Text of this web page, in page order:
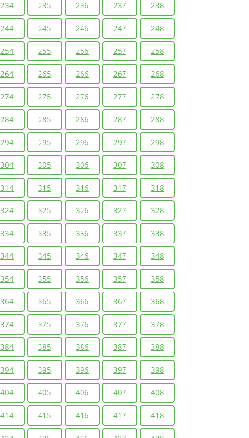
234 235 236 237 238
244 245 246 247 248
254 255 256 257 258
264 265 266 267 268
274 275 276 277 278
284 285 286 287 288
294 295 296 297 298
304 305 306 307 308
314 315 316 317 318
324 325 326 327 328
334 335 336 337 338
344 345 346 347 348
354 355 356 357 358
364 365 366 367 368
374 375 376 377 378
384 385 386 387 388
394 395 396 397 398
404 405 406 407 408
414 415 416 417 418